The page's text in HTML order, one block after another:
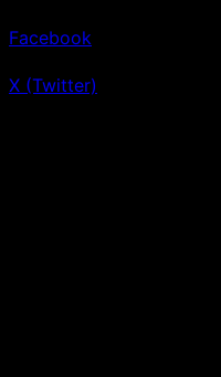
Facebook
X (Twitter)